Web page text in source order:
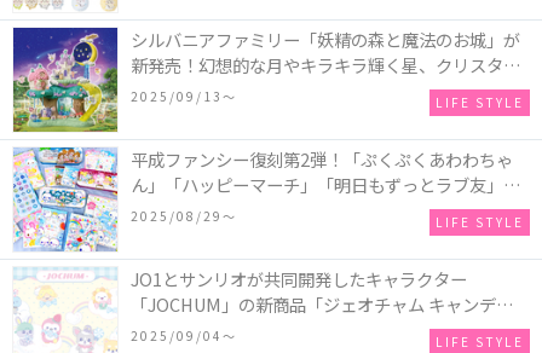
シルバニアファミリー「妖精の森と魔法のお城」が
新発売！幻想的な月やキラキラ輝く星、クリスタル
などの装飾がお城を彩る♡
2025/09/13〜 LIFE STYLE
平成ファンシー復刻第2弾！「ぷくぷくあわわちゃ
ん」「ハッピーマーチ」「明日もずっとラブ友」な
どの「カンペンケース」や「遊べるメモ帳」が発売
2025/08/29〜 LIFE STYLE
JO1とサンリオが共同開発したキャラクター
「JOCHUM」の新商品「ジェオチャム キャンディデ
ザインシリーズ」が発売！一部店舗限定で特別装飾
2025/09/04〜 LIFE STYLE